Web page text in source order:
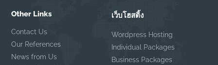
Other Links
Contact Us
Our References
News from Us
เว็บโฮสติ้ง
Wordpress Hosting
Individual Packages
Business Packages